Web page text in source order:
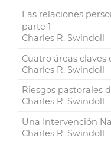
Las relaciones
parte 1
Charles R. Swindoll
Cuatro áreas
Charles R. Swindoll
Riesgos pastorales
Charles R. Swindoll
Una Intervención
Charles R. Swindoll